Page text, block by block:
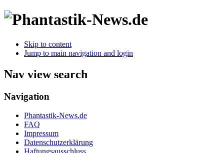
Skip to content
Jump to main navigation and login
Nav view search
Navigation
Phantastik-News.de
FAQ
Impressum
Datenschutzerklärung